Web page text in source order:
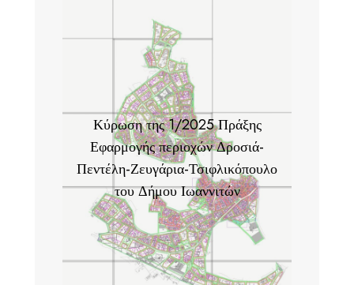
Κύρωση της 1/2025 Πράξης
Εφαρμογής περιοχών Δροσιά-
Πεντέλη-Ζευγάρια-Τσιφλικόπουλο
του Δήμου Ιωαννιτών